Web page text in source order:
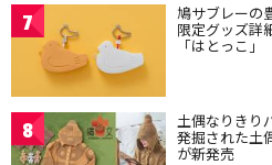
7 鳩サブレーの
限定グッズ詳
「はとっこ」
8 土偶なりきり
発掘された土
が新発売